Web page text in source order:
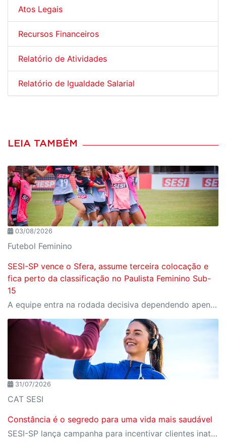
Atos Legais
Recursos Financeiros
Relatório de Atividades
Relatório de Igualdade Salarial
LEIA TAMBÉM
03/08/2026
Futebol Feminino
SESI-SP vence o Sfera, assume terceira colocação e
fica perto da classificação no Paulista Feminino Sub-
15
A equipe entra na rodada decisiva dependendo apenas de seus próprios resultados para avançar ao mata-mata
31/07/2026
CAT SESI
Constância é o segredo para uma vida mais saudável
SESI-SP lança campanha para incentivar clientes inativos a retomarem a prática de atividades físicas, esporte e lazer com benefícios exclusivos